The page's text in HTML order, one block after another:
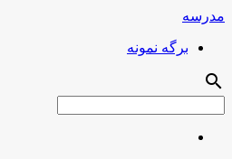
مدرسه
برگه نمونه
search